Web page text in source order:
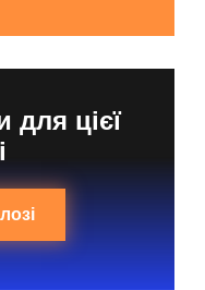
для цієї